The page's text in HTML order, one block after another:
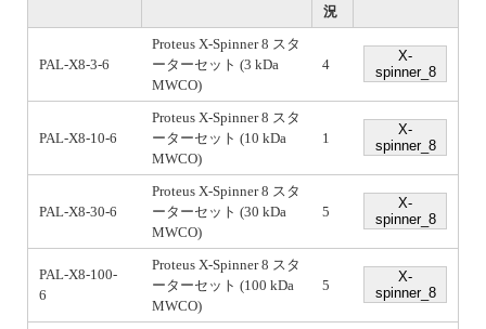
況
PAL-X8-3-6
Proteus X-Spinner 8 スタ
ーターセット (3 kDa
MWCO)
4
X-
spinner_8
PAL-X8-10-6
Proteus X-Spinner 8 スタ
ーターセット (10 kDa
MWCO)
1
X-
spinner_8
PAL-X8-30-6
Proteus X-Spinner 8 スタ
ーターセット (30 kDa
MWCO)
5
X-
spinner_8
PAL-X8-100-
6
Proteus X-Spinner 8 スタ
ーターセット (100 kDa
MWCO)
5
X-
spinner_8